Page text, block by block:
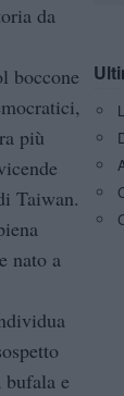
da
boccone
più
Taiwan.
nato a
e